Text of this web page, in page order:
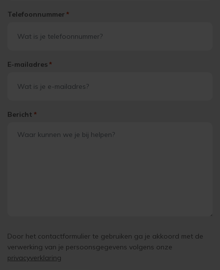
Telefoonnummer *
E-mailadres *
Bericht *
Door het contactformulier te gebruiken ga je akkoord met de
verwerking van je persoonsgegevens volgens onze
privacyverklaring